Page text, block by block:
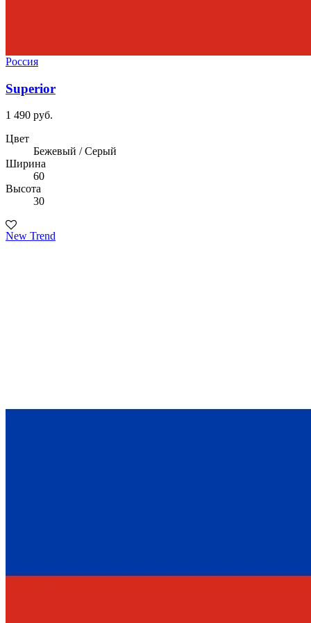
Россия
Superior
1 490 руб.
Цвет
Бежевый / Серый
Ширина
60
Высота
30
New Trend